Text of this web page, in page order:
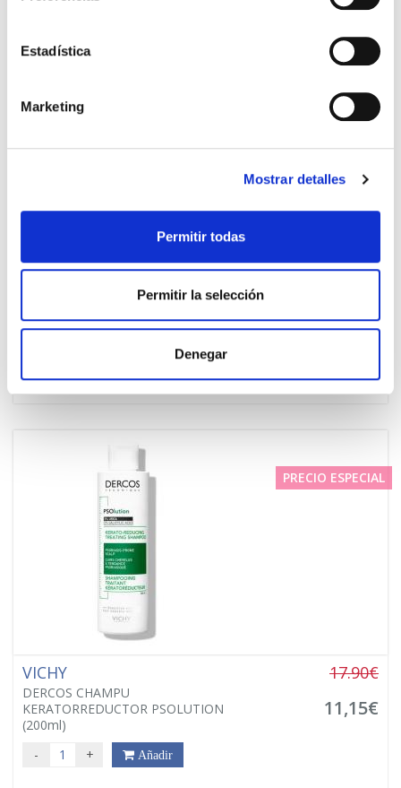
Estadística
Marketing
Mostrar detalles
Permitir todas
Permitir la selección
Denegar
PRECIO ESPECIAL
DERCOS CHAMPÚ ESTIMULANTE
(200ML)
11,15€
PRECIO ESPECIAL
VICHY
DERCOS CHAMPU
KERATORREDUCTOR PSOLUTION
(200ml)
17.90€
11,15€
- + Añadir